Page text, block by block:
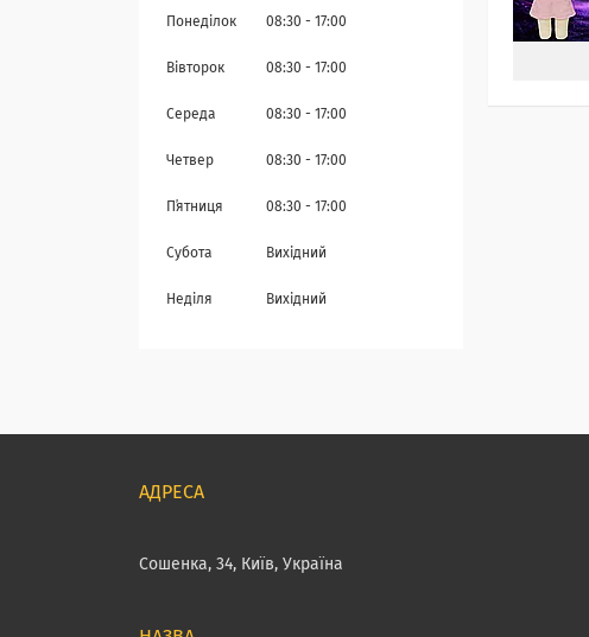
Понеділок 08:30 17:00
Вівторок 08:30 17:00
Середа 08:30 17:00
Четвер 08:30 17:00
Пʼятниця 08:30 17:00
Субота Вихідний
Неділя Вихідний
Сошенка, 34, Київ, Україна